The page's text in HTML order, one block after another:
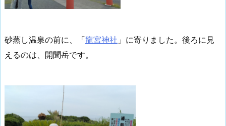
砂蒸し温泉の前に、「龍宮神社 」に寄りました。後ろに見
えるのは、開聞岳です。